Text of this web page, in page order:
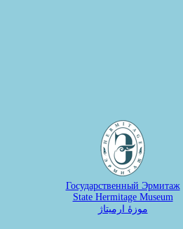
Государственный Эрмитаж
State Hermitage Museum
موزۀ ارمیتاژ